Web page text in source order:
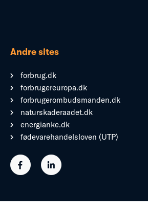
Andre sites
forbrug.dk
forbrugereuropa.dk
forbrugerombudsmanden.dk
naturskaderaadet.dk
energianke.dk
fødevarehandelsloven (UTP)